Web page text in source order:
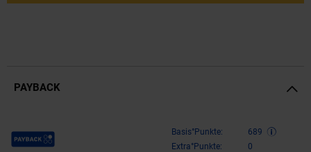
PAYBACK
Payback Punkte Basis°Punkte:
689
Extra°Punkte:
0